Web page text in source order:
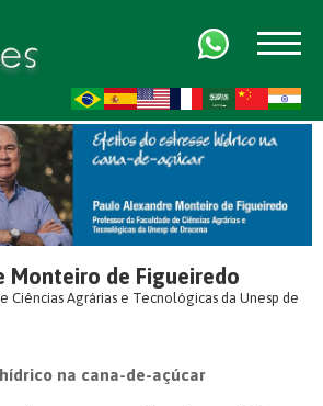
Monteiro de Figueiredo
Ciências Agrárias e Tecnológicas da Unesp de
na cana-de-açúcar